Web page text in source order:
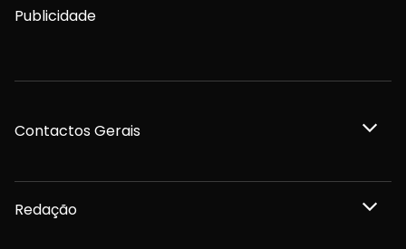
Publicidade
Contactos Gerais
Redação